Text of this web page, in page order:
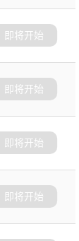
即将开始
即将开始
即将开始
即将开始